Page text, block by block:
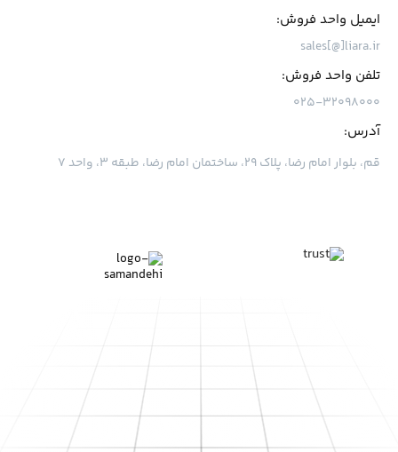
ایمیل واحد فروش:
sales[@]liara.ir
تلفن واحد فروش:
۰۲۵-۳۲۰۹۸۰۰۰
آدرس:
قم، بلوار امام رضا، پلاک ۲۹، ساختمان امام رضا، طبقه ۳، واحد ۷